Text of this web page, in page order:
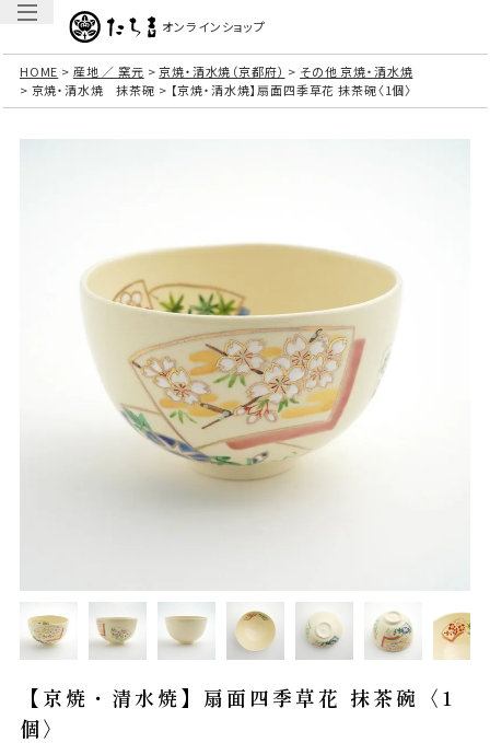
オンラインショップ
HOME 産地 ／ 窯元 京焼・清水焼（京都府）
その他 京焼・清水焼
京焼・清水焼 抹茶碗
【京焼・清水焼】扇面四季草花 抹茶碗〈1個〉
【京焼・清水焼】扇面四季草花 抹茶碗〈1
個〉